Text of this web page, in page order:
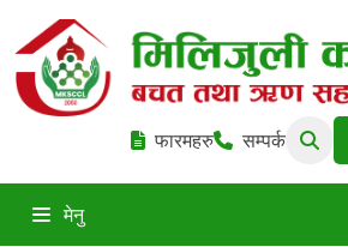
फारमहरु सम्पर्क
मेनु